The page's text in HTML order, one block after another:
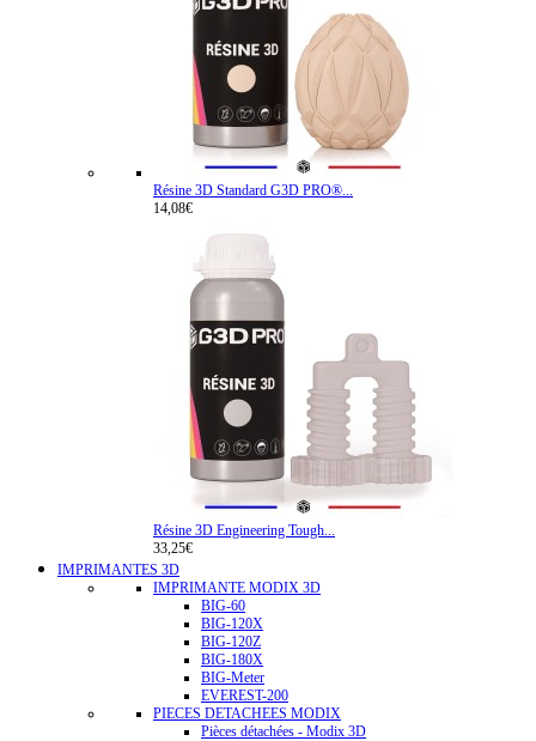
Résine 3D Standard G3D PRO®...
14,08€
Résine 3D Engineering Tough...
33,25€
IMPRIMANTES 3D
IMPRIMANTE MODIX 3D
BIG-60
BIG-120X
BIG-120Z
BIG-180X
BIG-Meter
EVEREST-200
PIECES DETACHEES MODIX
Pièces détachées - Modix 3D